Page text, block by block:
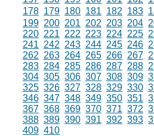
178 179 180 181 182 183
199 200 201 202 203 204
220 221 222 223 224 225
241 242 243 244 245 246
262 263 264 265 266 267
283 284 285 286 287 288
304 305 306 307 308 309
325 326 327 328 329 330
346 347 348 349 350 351
367 368 369 370 371 372
388 389 390 391 392 393
409 410